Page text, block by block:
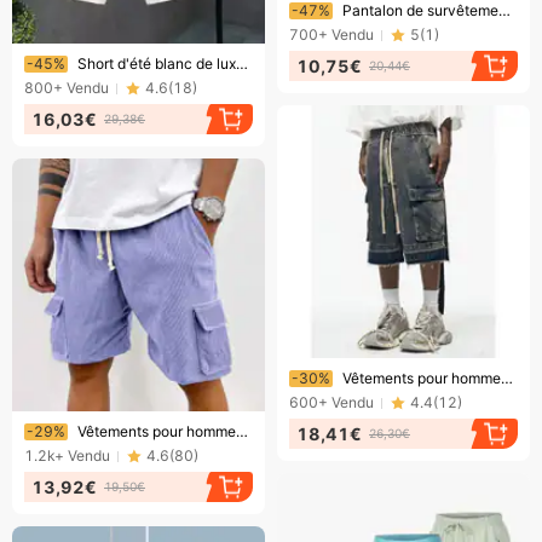
-47%
Pantalon de survêtement brodé pour homme, coupe droite, taille S, doublure polaire 220 g, style urbain. Nouveauté : vente en gros transfrontalière en dropshipping.
700+ Vendu 5(1 )
10,75€ 20,44€
Bientôt la fin !
-45%
Short d'été blanc de luxe pour homme, style tendance et décontracté, pantalon de plage cinq-points
800+ Vendu 4.6(18)
16,03€ 29,38€
Bientôt la fin !
-30%
Vêtements pour hommes High Street, fermeture éclair, bords bruts, poches latérales, short de travail, ruban délavé, short en jean ample pour hommes
600+ Vendu 4.4(12)
18,41€ 26,30€
Bientôt la fin !
-29%
Vêtements pour hommes, nouveaux shorts décontractés, pantalons de plage hawaïens à imprimé cocotier
1.2k+ Vendu 4.6(80)
13,92€ 19,50€